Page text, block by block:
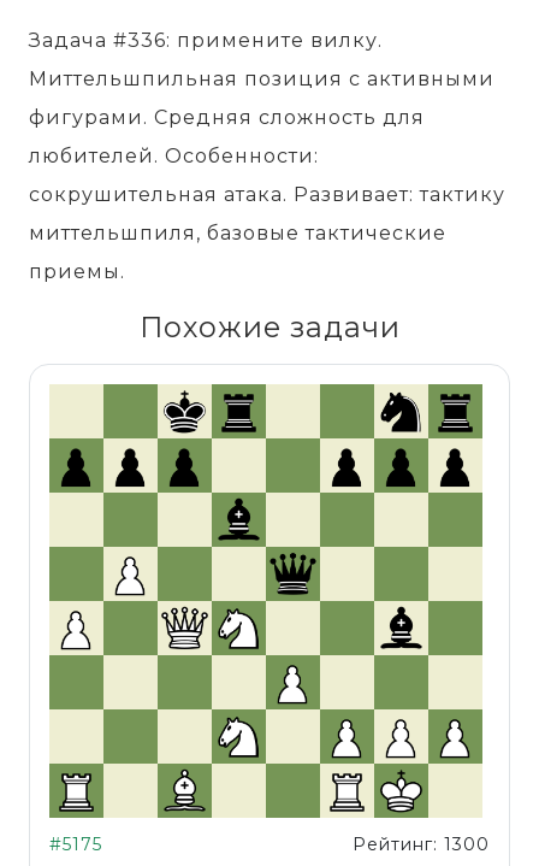
Задача #336: примените вилку.
Миттельшпильная позиция с активными
фигурами. Средняя сложность для
любителей. Особенности:
сокрушительная атака. Развивает: тактику
миттельшпиля, базовые тактические
приемы.
Похожие задачи
#5175 Рейтинг: 1300